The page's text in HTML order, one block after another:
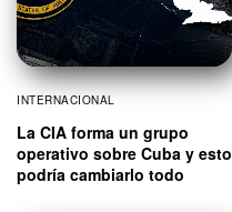
INTERNACIONAL
La CIA forma un grupo
operativo sobre Cuba y esto
podría cambiarlo todo